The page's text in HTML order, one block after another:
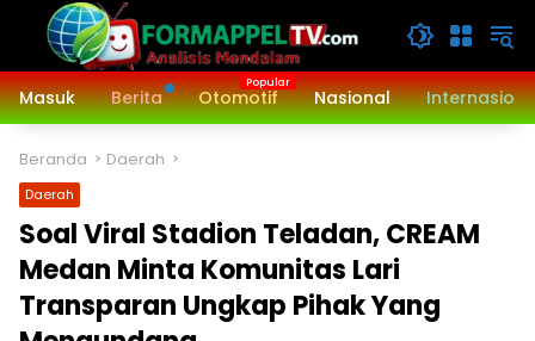
Langsung
konten
Masuk
Berita Otomotif Nasional
Beranda Daerah
Daerah
Soal Viral Stadion Teladan, CREAM
Medan Minta Komunitas Lari
Transparan Ungkap Pihak Yang